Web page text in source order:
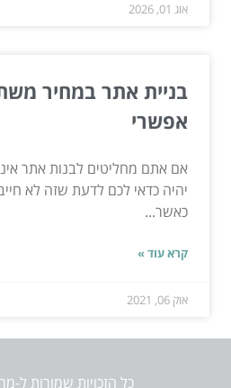
אוג 01, 2026
בניית אתר במחיר
אפשרי
אם אתם מחליטים לבנות אתר
יהיה כדאי לכם לדעת שזה לא
כאשר...
קרא עוד »
אוק 06, 2021
כל הזכויות שמורות ל-